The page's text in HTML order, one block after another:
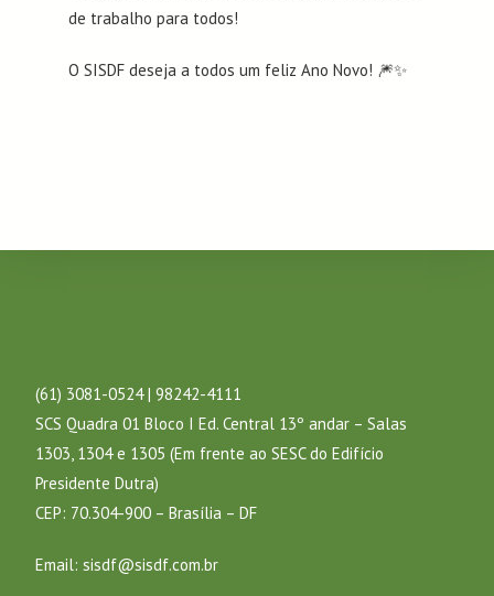
de trabalho para todos!
O SISDF deseja a todos um feliz Ano Novo! 🎆✨️
(61) 3081-0524 | 98242-4111
SCS Quadra 01 Bloco I Ed. Central 13º andar – Salas
1303, 1304 e 1305 (Em frente ao SESC do Edifício
Presidente Dutra)
CEP: 70.304-900 – Brasília – DF
Email: sisdf@sisdf.com.br